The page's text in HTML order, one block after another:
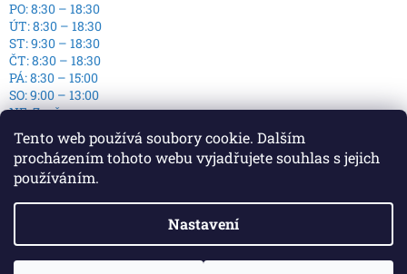
Tento web používá soubory cookie. Dalším
procházením tohoto webu vyjadřujete souhlas s jejich
používáním.
Nastavení
PO: 8:30 – 18:30
ÚT: 8:30 – 18:30
ST: 9:30 – 18:30
ČT: 8:30 – 18:30
PÁ: 8:30 – 15:00
SO: 9:00 – 13:00
NE: Zavřeno
Vytvořil Shoptet
E-Podlaha - E-shop s podlahami